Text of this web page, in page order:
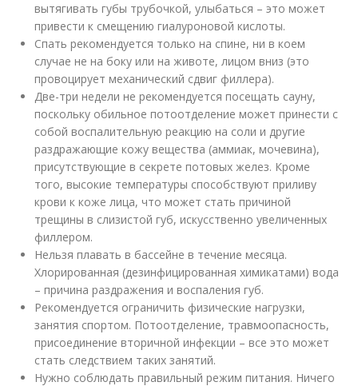
вытягивать губы трубочкой, улыбаться – это может
привести к смещению гиалуроновой кислоты.
Спать рекомендуется только на спине, ни в коем
случае не на боку или на животе, лицом вниз (это
провоцирует механический сдвиг филлера).
Две-три недели не рекомендуется посещать сауну,
поскольку обильное потоотделение может принести с
собой воспалительную реакцию на соли и другие
раздражающие кожу вещества (аммиак, мочевина),
присутствующие в секрете потовых желез. Кроме
того, высокие температуры способствуют приливу
крови к коже лица, что может стать причиной
трещины в слизистой губ, искусственно увеличенных
филлером.
Нельзя плавать в бассейне в течение месяца.
Хлорированная (дезинфицированная химикатами) вода
– причина раздражения и воспаления губ.
Рекомендуется ограничить физические нагрузки,
занятия спортом. Потоотделение, травмоопасность,
присоединение вторичной инфекции – все это может
стать следствием таких занятий.
Нужно соблюдать правильный режим питания. Ничего